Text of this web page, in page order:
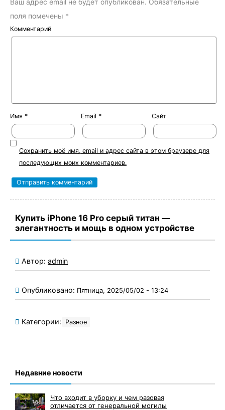
Ваш адрес email не будет опубликован. Обязательные
поля помечены *
Комментарий
Имя * Email * Сайт
Сохранить моё имя, email и адрес сайта в этом браузере для
последующих моих комментариев.
Купить iPhone 16 Pro серый титан —
элегантность и мощь в одном устройстве
Автор: admin
Опубликовано: Пятница, 2025/05/02 - 13:24
Категории: Разное
Недавние новости
Что входит в уборку и чем разовая
отличается от генеральной могилы